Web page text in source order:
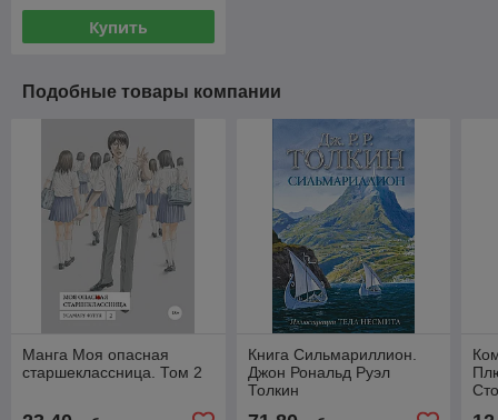
Купить
Подобные товары компании
Манга Моя опасная
старшеклассница. Том 2
Книга Сильмариллион.
Джон Рональд Руэл
Толкин